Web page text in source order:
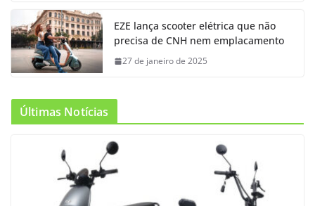
EZE lança scooter elétrica que não
precisa de CNH nem emplacamento
27 de janeiro de 2025
Últimas Notícias